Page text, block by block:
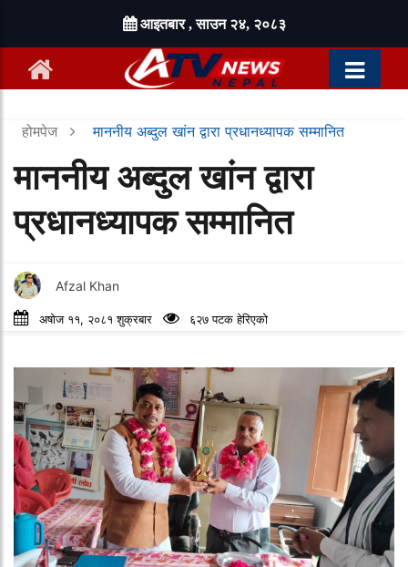
आइतबार , साउन २४, २०८३
होमपेज माननीय अब्दुल खांन द्वारा प्रधानध्यापक सम्मानित
माननीय अब्दुल खांन द्वारा
प्रधानध्यापक सम्मानित
Afzal Khan
अषोज ११, २०८१ शुक्रबार ६२७ पटक हेरिएको